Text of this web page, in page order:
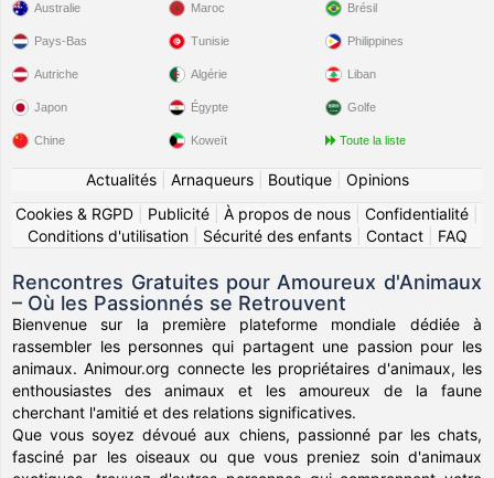
Australie
Pays-Bas
Autriche
Japon
Chine
Maroc
Tunisie
Algérie
Égypte
Koweït
Brésil
Philippines
Liban
Golfe
Toute la liste
Actualités| Arnaqueurs| Boutique| Opinions
Cookies & RGPD
Publicité À propos de nous Confidentialité
Conditions d'utilisation| Sécurité des enfants| Contact| FAQ
Rencontres Gratuites pour Amoureux d'Animaux
– Où les Passionnés se Retrouvent
Bienvenue sur la première plateforme mondiale dédiée à
rassembler les personnes qui partagent une passion pour les
animaux. Animour.org connecte les propriétaires d'animaux, les
enthousiastes des animaux et les amoureux de la faune
cherchant l'amitié et des relations significatives.
Que vous soyez dévoué aux chiens, passionné par les chats,
fasciné par les oiseaux ou que vous preniez soin d'animaux